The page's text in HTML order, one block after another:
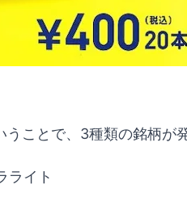
ことで、3種類の銘柄が
ライト